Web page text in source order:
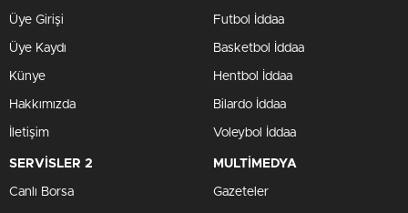
Üye Girişi
Üye Kaydı
Künye
Hakkımızda
İletişim
Futbol İddaa
Basketbol İddaa
Hentbol İddaa
Bilardo İddaa
Voleybol İddaa
SERVİSLER 2
Canlı Borsa
MULTİMEDYA
Gazeteler